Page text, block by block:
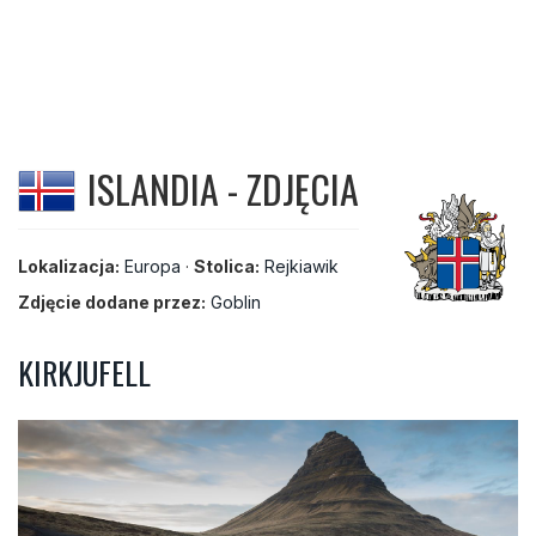
ISLANDIA - ZDJĘCIA
Lokalizacja: Europa · Stolica: Rejkiawik
Zdjęcie dodane przez: Goblin
KIRKJUFELL